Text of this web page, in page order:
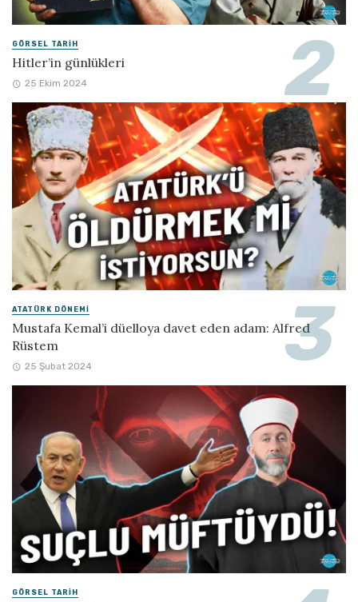
GÖRSEL TARIH
Hitler’in günlükleri
25 Ekim 2024
ATATÜRK DÖNEMI
Mustafa Kemal’i düelloya davet eden adam: Alfred
Rüstem
25 Şubat 2024
GÖRSEL TARIH